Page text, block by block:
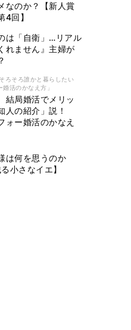
なのか？【新人賞
回】
は「自衛」…リアル
れません』主婦が
ろそろ誰かと暮らしたい
活のかなえ方」
結局婚活でメリッ
人の紹介」説！
ォー婚活のかなえ
は何を思うのか
小さなイエ】